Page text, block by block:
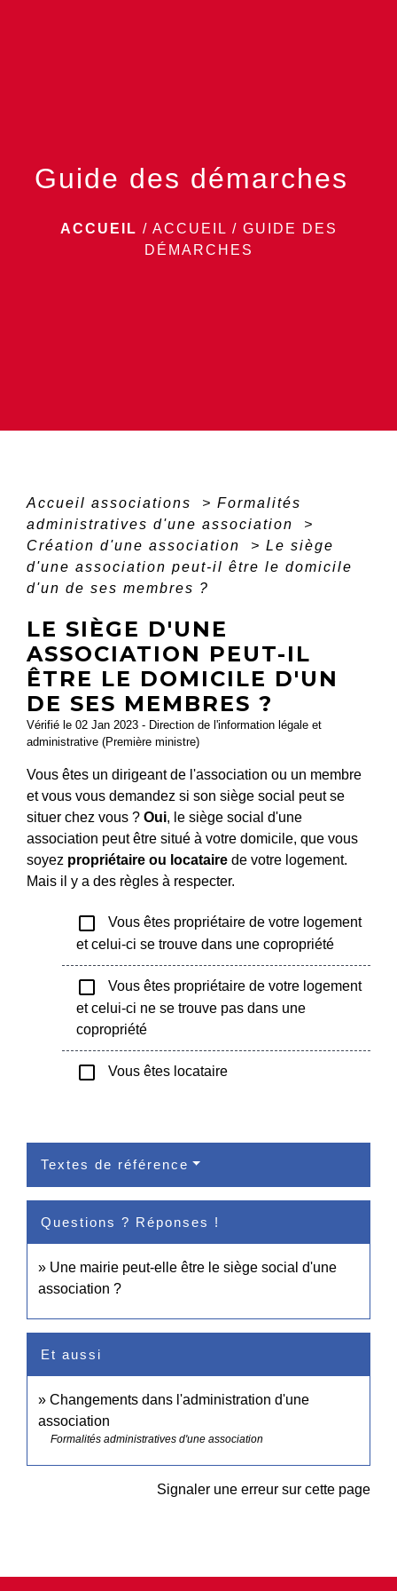
Guide des démarches
ACCUEIL / ACCUEIL / GUIDE DES
DÉMARCHES
Accueil associations > Formalités
administratives d'une association
>
Création d'une association
> Le siège
d'une association peut-il être le domicile
d'un de ses membres ?
LE SIÈGE D'UNE
ASSOCIATION PEUT-IL
ÊTRE LE DOMICILE D'UN
DE SES MEMBRES ?
Vérifié le 02 Jan 2023 - Direction de l'information légale et
administrative (Première ministre)
Vous êtes un dirigeant de l'association ou un membre
et vous vous demandez si son siège social peut se
situer chez vous ? Oui, le siège social d'une
association peut être situé à votre domicile, que vous
soyez propriétaire ou locataire de votre logement.
Mais il y a des règles à respecter.
check_box_outline_blank
Vous êtes propriétaire de votre logement
et celui-ci se trouve dans une copropriété
check_box_outline_blank
Vous êtes propriétaire de votre logement
et celui-ci ne se trouve pas dans une
copropriété
check_box_outline_blank Vous êtes locataire
Textes de référence
Questions ? Réponses !
Une mairie peut-elle être le siège social d'une
association ?
Et aussi
Changements dans l'administration d'une
association
Formalités administratives d'une association
Signaler une erreur sur cette page